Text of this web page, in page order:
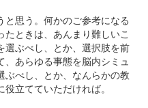
思う。何かのご参考になる
ときは、あんまり難しいこ
選ぶべし、とか、選択肢を前
あらゆる事態を脳内シミュ
ぶべし、とか、なんらかの教
立てていただければ。